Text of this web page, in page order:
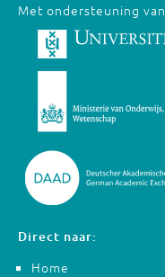
Met ondersteuning van
Direct naar:
Home